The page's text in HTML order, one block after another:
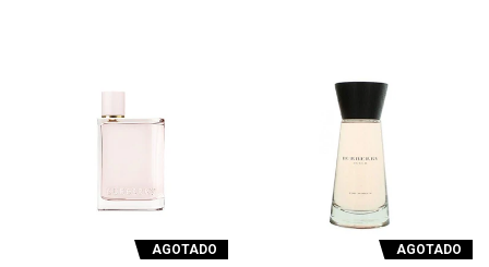
AGOTADO AGOTADO